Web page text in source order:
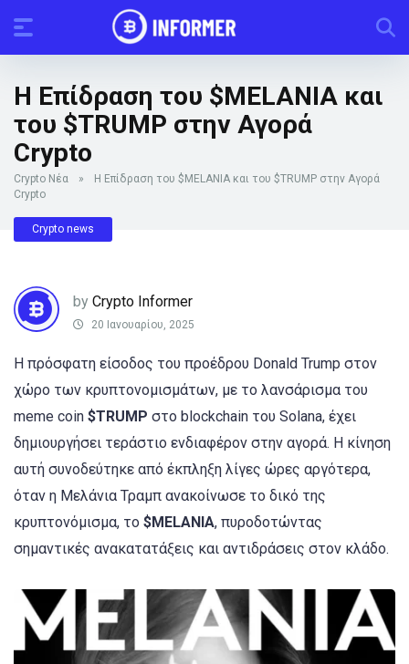
Η Επίδραση του $MELANIA και
του $TRUMP στην Αγορά
Crypto
Crypto Νέα »
Η Επίδραση του $MELANIA και του $TRUMP στην Αγορά
Crypto
Crypto news
by Crypto Informer
20 Ιανουαρίου, 2025
Η πρόσφατη είσοδος του προέδρου Donald Trump στον
χώρο των κρυπτονομισμάτων, με το λανσάρισμα του
meme coin $TRUMP στο blockchain του Solana, έχει
δημιουργήσει τεράστιο ενδιαφέρον στην αγορά. Η κίνηση
αυτή συνοδεύτηκε από έκπληξη λίγες ώρες αργότερα,
όταν η Μελάνια Τραμπ ανακοίνωσε το δικό της
κρυπτονόμισμα, το $MELANIA, πυροδοτώντας
σημαντικές ανακατατάξεις και αντιδράσεις στον κλάδο.